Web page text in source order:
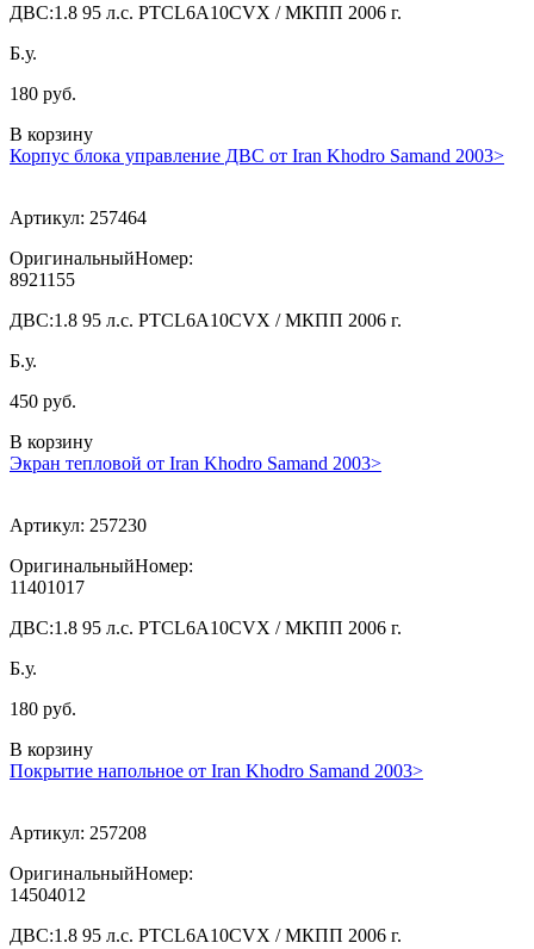
ДВС:1.8 95 л.с. PTCL6A10CVX / МКПП 2006 г.
Б.у.
180 руб.
В корзину
Корпус блока управление ДВС от Iran Khodro Samand 2003>
Артикул: 257464
ОригинальныйНомер:
8921155
ДВС:1.8 95 л.с. PTCL6A10CVX / МКПП 2006 г.
Б.у.
450 руб.
В корзину
Экран тепловой от Iran Khodro Samand 2003>
Артикул: 257230
ОригинальныйНомер:
11401017
ДВС:1.8 95 л.с. PTCL6A10CVX / МКПП 2006 г.
Б.у.
180 руб.
В корзину
Покрытие напольное от Iran Khodro Samand 2003>
Артикул: 257208
ОригинальныйНомер:
14504012
ДВС:1.8 95 л.с. PTCL6A10CVX / МКПП 2006 г.